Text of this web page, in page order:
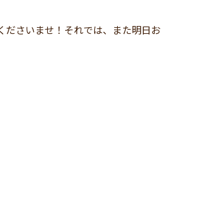
ださいませ！それでは、また明日お